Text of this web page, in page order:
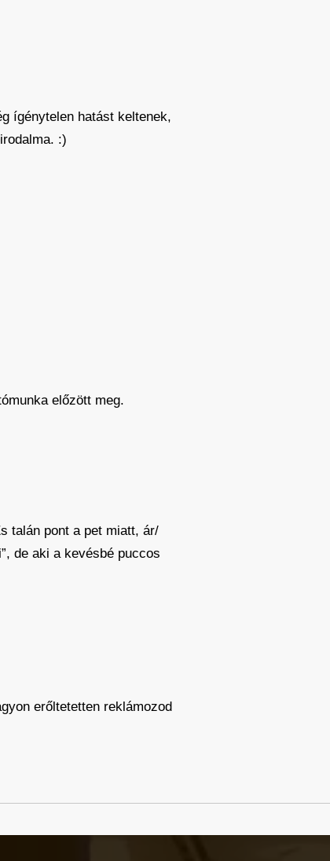
ígénytelen hatást keltenek,
:)
előzött meg.
talán pont a pet miatt, ár/
de aki a kevésbé puccos
erőltetetten reklámozod